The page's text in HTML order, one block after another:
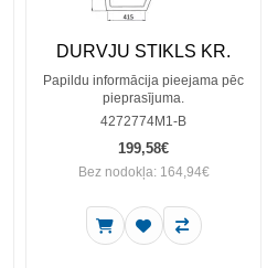
DURVJU STIKLS KR.
Papildu informācija pieejama pēc
pieprasījuma.
4272774M1-B
199,58€
Bez nodokļa: 164,94€